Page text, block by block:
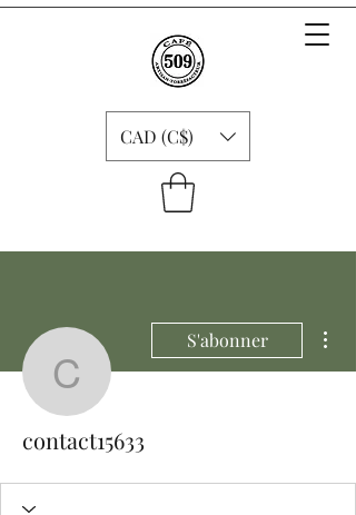
CAD (C$)
contact15633
S'abonner
contact15633